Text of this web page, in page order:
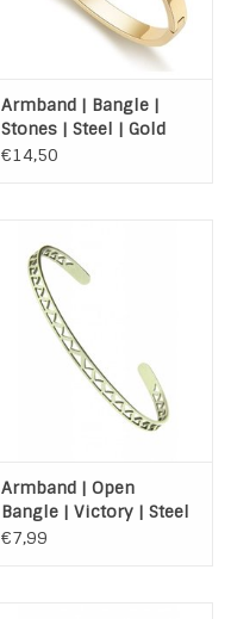
Armband | Bangle |
Stones | Steel | Gold
plated
€14,50
Armband | Open
Bangle | Victory | Steel
| Zilver
€7,99